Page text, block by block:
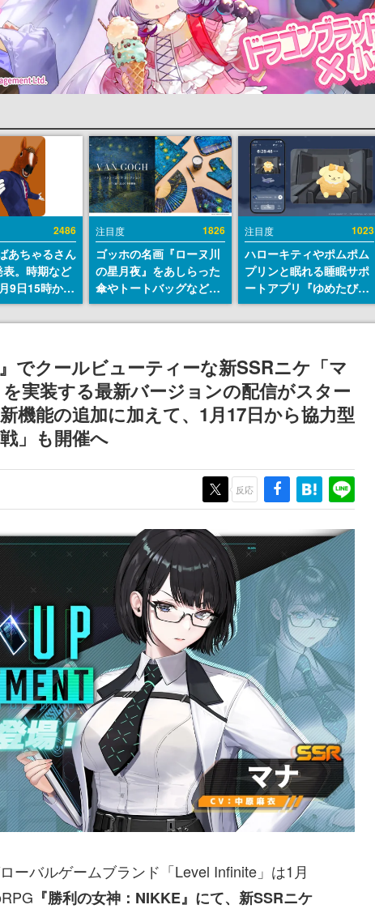
2486
あちゃるさん
。時期など
9日15時から
明
注目度 1826
ゴッホの名画『ローヌ川
の星月夜』をあしらった
傘やトートバッグなどが
登場。8月7日21時より2
日間限定で予約販売
注目度 1023
ハローキティやポムポム
プリンと眠れる睡眠サポ
ートアプリ『ゆめたび』
が配信中。キャラごとの
ASMRや目覚ましアラー
でクールビューティーな新SSRニケ「マ
実装する最新バージョンの配信がスター
機能の追加に加えて、1月17日から協力型
」も開催へ
反応
ーバルゲームブランド「Level Infinite」は1月
『勝利の女神：NIKKE』にて、 新SSRニケ